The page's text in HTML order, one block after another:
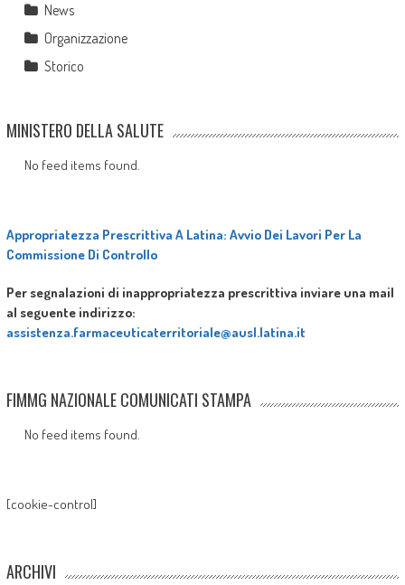
News
Organizzazione
Storico
MINISTERO DELLA SALUTE
No feed items found.
Appropriatezza Prescrittiva A Latina: Avvio Dei Lavori Per La
Commissione Di Controllo
Per segnalazioni di inappropriatezza prescrittiva inviare una mail
al seguente indirizzo:
assistenza.farmaceuticaterritoriale@ausl.latina.it
FIMMG NAZIONALE COMUNICATI STAMPA
No feed items found.
[cookie-control]
ARCHIVI